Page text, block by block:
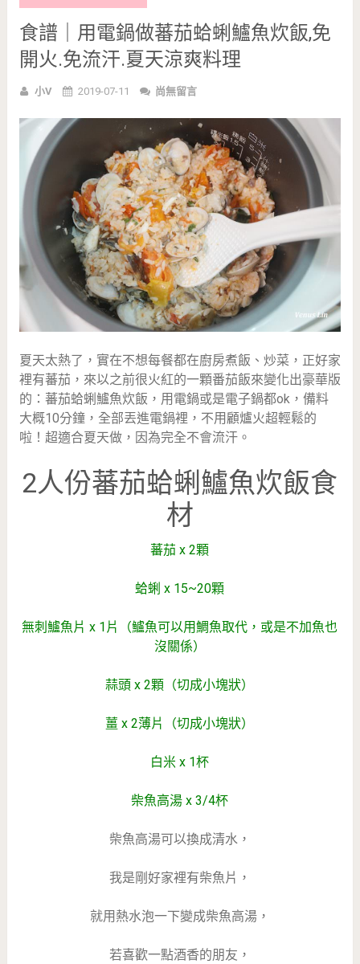
食譜｜用電鍋做蕃茄蛤蜊鱸魚炊飯,免
開火.免流汗.夏天涼爽料理
小V 2019-07-11 尚無留言
夏天太熱了，實在不想每餐都在廚房煮飯、炒菜，正好家
裡有蕃茄，來以之前很火紅的一顆番茄飯來變化出豪華版
的：蕃茄蛤蜊鱸魚炊飯，用電鍋或是電子鍋都ok，備料
大概10分鐘，全部丟進電鍋裡，不用顧爐火超輕鬆的
啦！超適合夏天做，因為完全不會流汗。
2人份蕃茄蛤蜊鱸魚炊飯食
材
蕃茄 x 2顆
蛤蜊 x 15~20顆
無刺鱸魚片 x 1片（鱸魚可以用鯛魚取代，或是不加魚也
沒關係）
蒜頭 x 2顆（切成小塊狀）
薑 x 2薄片（切成小塊狀）
白米 x 1杯
柴魚高湯 x 3/4杯
柴魚高湯可以換成清水，
我是剛好家裡有柴魚片，
就用熱水泡一下變成柴魚高湯，
若喜歡一點酒香的朋友，